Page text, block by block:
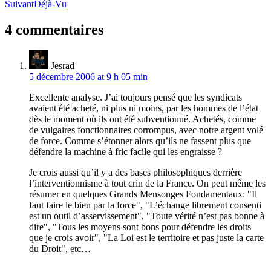
de
l’article
SuivantDéjà-Vu
4 commentaires
Jesrad
5 décembre 2006 at 9 h 05 min
Excellente analyse. J’ai toujours pensé que les syndicats
avaient été acheté, ni plus ni moins, par les hommes de l’état
dès le moment où ils ont été subventionné. Achetés, comme
de vulgaires fonctionnaires corrompus, avec notre argent volé
de force. Comme s’étonner alors qu’ils ne fassent plus que
défendre la machine à fric facile qui les engraisse ?
Je crois aussi qu’il y a des bases philosophiques derrière
l’interventionnisme à tout crin de la France. On peut même les
résumer en quelques Grands Mensonges Fondamentaux: "Il
faut faire le bien par la force", "L’échange librement consenti
est un outil d’asservissement", "Toute vérité n’est pas bonne à
dire", "Tous les moyens sont bons pour défendre les droits
que je crois avoir", "La Loi est le territoire et pas juste la carte
du Droit", etc…